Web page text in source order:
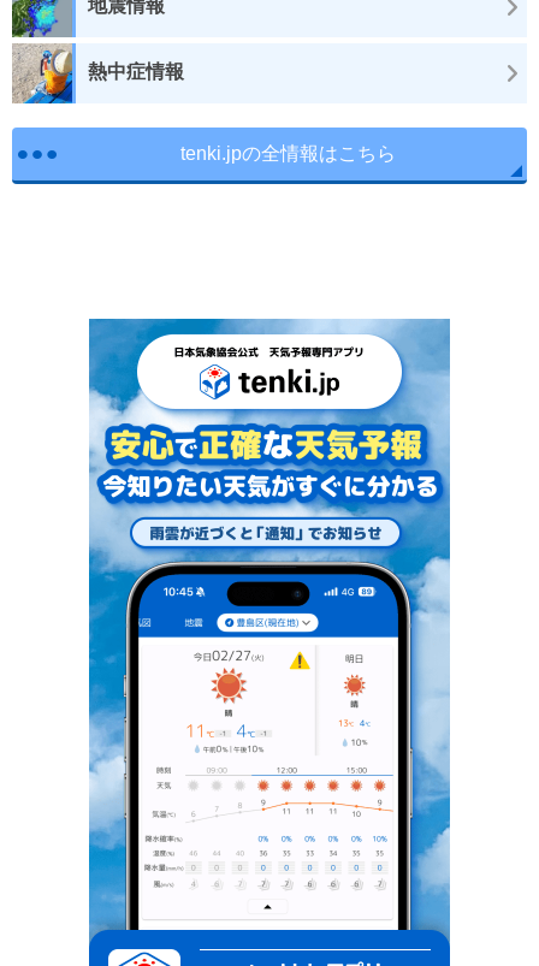
地震情報
熱中症情報
tenki.jpの全情報はこちら